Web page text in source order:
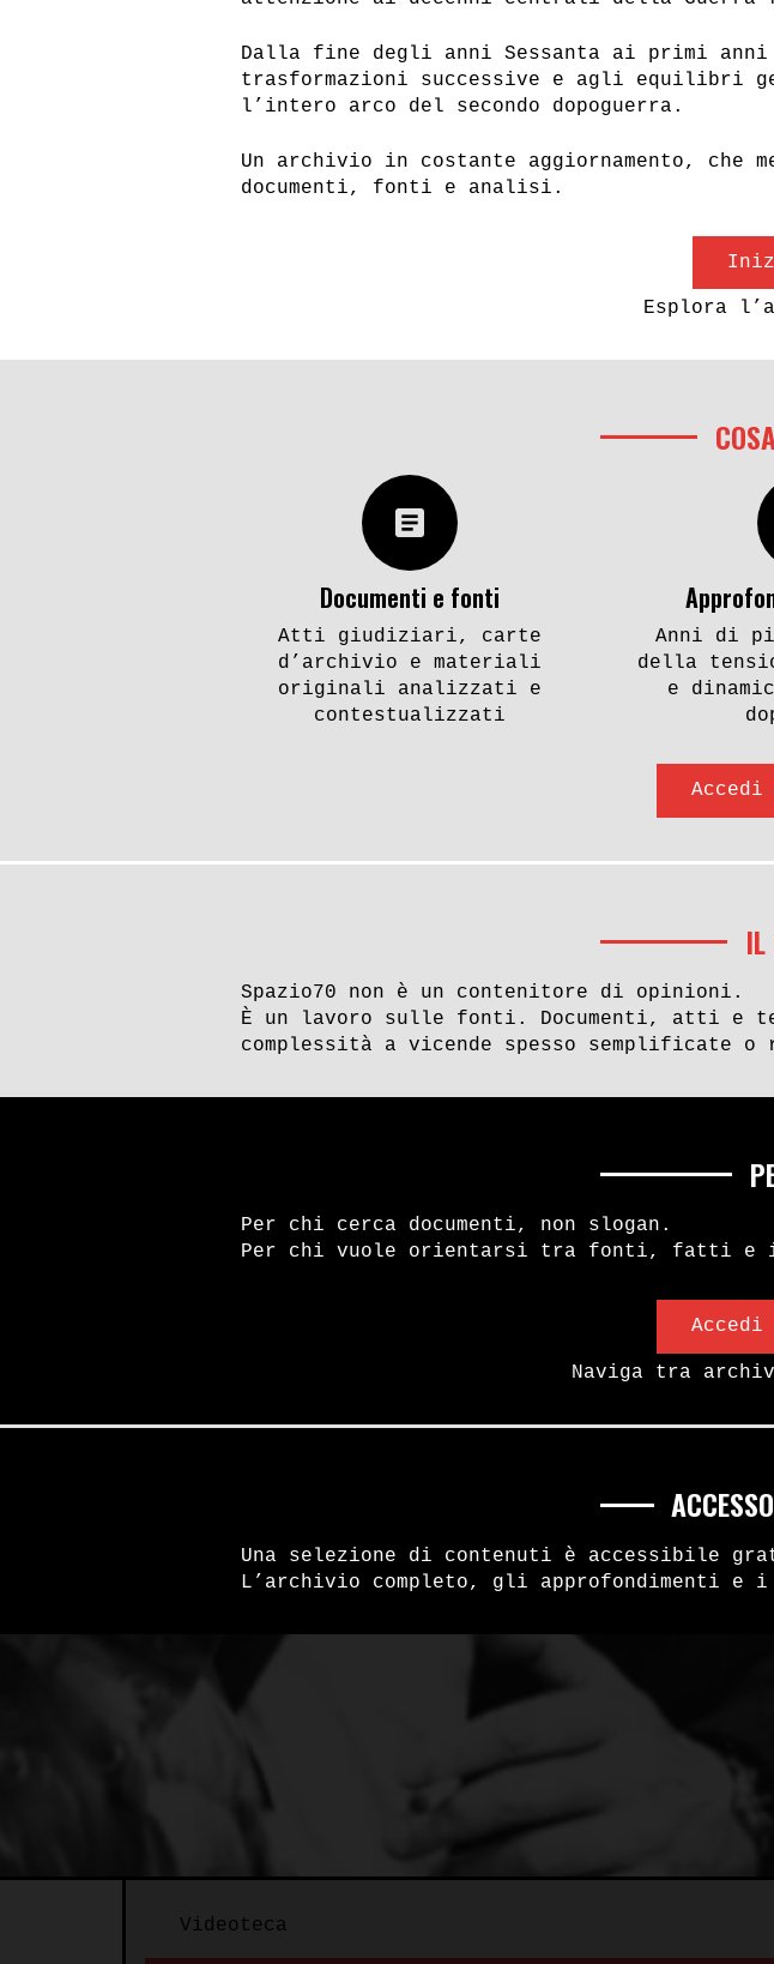
Videoteca
Dalla fine degli anni Sessanta ai primi
trasformazioni successive e agli
l’intero arco del secondo dopoguerra.
Un archivio in costante aggiornamento, che
documenti, fonti e analisi.
Esplora
article
Documenti e fonti
Atti giudiziari, carte
d’archivio e materiali
originali analizzati e
contestualizzati
Anni di
della
e
IL
Spazio70 non è un contenitore di opinioni.
È un lavoro sulle fonti. Documenti, atti e
complessità a vicende spesso semplificate
Per chi cerca documenti, non slogan.
Per chi vuole orientarsi tra fonti, fatti e
Naviga tra
Una selezione di contenuti è accessibile
L’archivio completo, gli approfondimenti